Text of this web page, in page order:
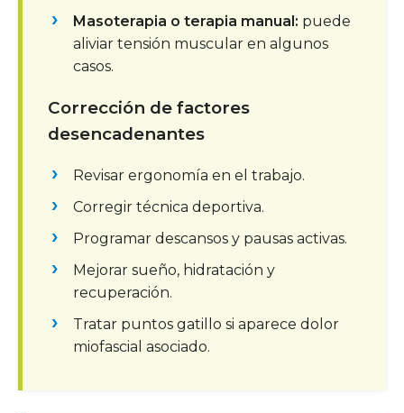
Masoterapia o terapia manual: puede
aliviar tensión muscular en algunos
casos.
Corrección de factores
desencadenantes
Revisar ergonomía en el trabajo.
Corregir técnica deportiva.
Programar descansos y pausas activas.
Mejorar sueño, hidratación y
recuperación.
Tratar puntos gatillo si aparece dolor
miofascial asociado.